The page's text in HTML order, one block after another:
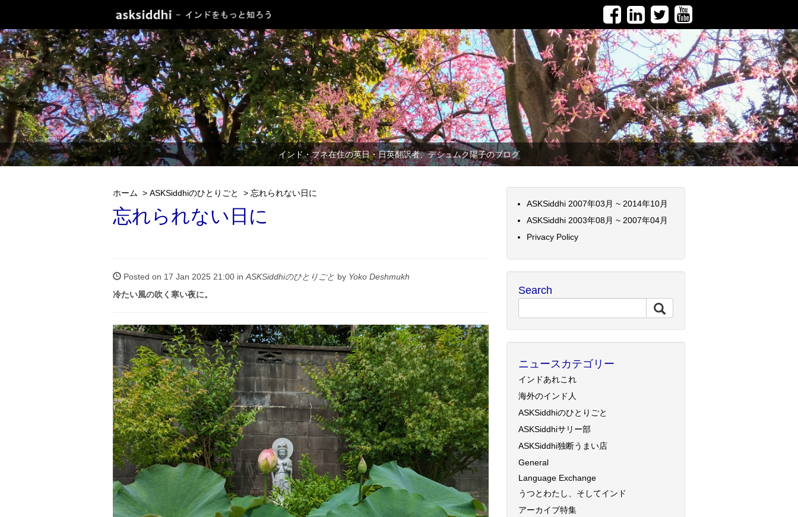
インド・プネ在住の英日・日英翻訳者、デシュムク陽子のブログ
ホーム > ASKSiddhiのひとりごと > 忘れられない日に
忘れられない日に
Posted on 17 Jan 2025 21:00 in ASKSiddhiのひとりごと by Yoko Deshmukh
冷たい風の吹く寒い夜に。
ASKSiddhi 2007年03月 ~ 2014年10月
ASKSiddhi 2003年08月 ~ 2007年04月
Privacy Policy
Search
ニュースカテゴリー
インドあれこれ
海外のインド人
ASKSiddhiのひとりごと
ASKSiddhiサリー部
ASKSiddhi独断うまい店
General
Language Exchange
うつとわたし、そしてインド
アーカイブ特集